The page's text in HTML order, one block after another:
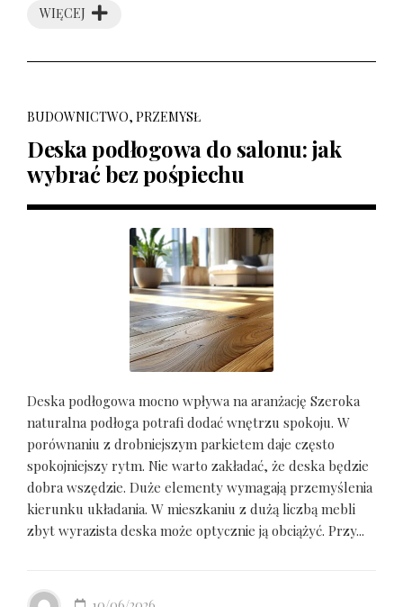
WIĘCEJ
BUDOWNICTWO, PRZEMYSŁ
Deska podłogowa do salonu: jak
wybrać bez pośpiechu
Deska podłogowa mocno wpływa na aranżację Szeroka
naturalna podłoga potrafi dodać wnętrzu spokoju. W
porównaniu z drobniejszym parkietem daje często
spokojniejszy rytm. Nie warto zakładać, że deska będzie
dobra wszędzie. Duże elementy wymagają przemyślenia
kierunku układania. W mieszkaniu z dużą liczbą mebli
zbyt wyrazista deska może optycznie ją obciążyć. Przy...